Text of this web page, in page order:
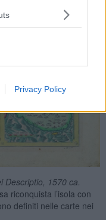
Privacy Policy
Descriptio, 1570 ca.
riconquista l’isola con
definiti nelle carte nei